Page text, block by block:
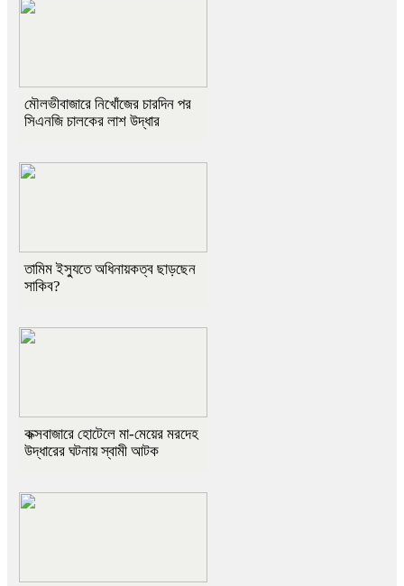
মৌলভীবাজারে নিখোঁজের চারদিন পর
সিএনজি চালকের লাশ উদ্ধার
তামিম ইস্যুতে অধিনায়কত্ব ছাড়ছেন
সাকিব?
কক্সবাজারে হোটেলে মা-মেয়ের মরদেহ
উদ্ধারের ঘটনায় স্বামী আটক